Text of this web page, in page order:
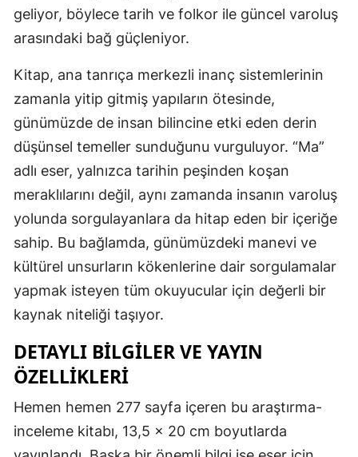
geliyor, böylece tarih ve folkor ile güncel varoluş
arasındaki bağ güçleniyor.
Kitap, ana tanrıça merkezli inanç sistemlerinin
zamanla yitip gitmiş yapıların ötesinde,
günümüzde de insan bilincine etki eden derin
düşünsel temeller sunduğunu vurguluyor. “Ma”
adlı eser, yalnızca tarihin peşinden koşan
meraklılarını değil, aynı zamanda insanın varoluş
yolunda sorgulayanlara da hitap eden bir içeriğe
sahip. Bu bağlamda, günümüzdeki manevi ve
kültürel unsurların kökenlerine dair sorgulamalar
yapmak isteyen tüm okuyucular için değerli bir
kaynak niteliği taşıyor.
DETAYLI BILGILER VE YAYIN
ÖZELLIKLERI
Hemen hemen 277 sayfa içeren bu araştırma-
inceleme kitabı, 13,5 x 20 cm boyutlarda